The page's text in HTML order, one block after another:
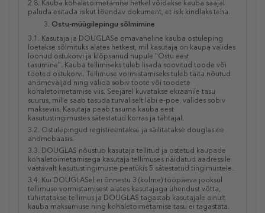
2.8. Kauba kohaletoimetamise hetkel võidakse kauba saajal
paluda esitada isikut tõendav dokument, et isik kindlaks teha.
Ostu-müügilepingu sõlmimine
3.1. Kasutaja ja DOUGLASe omavaheline kauba ostuleping
loetakse sõlmituks alates hetkest, mil kasutaja on kaupa valides
loonud ostukorvi ja klõpsanud nupule "Ostu eest
tasumine". Kauba tellimiseks tuleb lisada soovitud toode või
tooted ostukorvi. Tellimuse vormistamiseks tuleb täita nõutud
andmeväljad ning valida sobiv toote või toodete
kohaletoimetamise viis. Seejärel kuvatakse ekraanile tasu
suurus, mille saab tasuda turvaliselt läbi e-poe, valides sobiv
makseviis. Kasutaja peab tasuma kauba eest
kasutustingimustes sätestatud korras ja tähtajal.
3.2. Ostulepingud registreeritakse ja säilitatakse douglas.ee
andmebaasis.
3.3. DOUGLAS nõustub kasutaja tellitud ja ostetud kaupade
kohaletoimetamisega kasutaja tellimuses näidatud aadressile
vastavalt kasutustingimuste peatükis 5 sätestatud tingimustele.
3.4. Kui DOUGLASel ei õnnestu 3 (kolme) tööpäeva jooksul
tellimuse vormistamisest alates kasutajaga ühendust võtta,
tühistatakse tellimus ja DOUGLAS tagastab kasutajale ainult
kauba maksumuse ning kohaletoimetamise tasu ei tagastata.